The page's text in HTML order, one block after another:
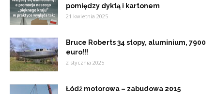
pomiędzy dyktą i kartonem
21 kwietnia 2025
Bruce Roberts 34 stopy, aluminium, 7900
euro!!!
2 stycznia 2025
Łódź motorowa – zabudowa 2015